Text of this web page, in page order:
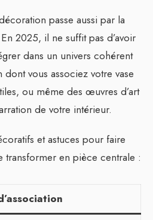
passe aussi par la
2025, il ne suffit pas d’avoir
dans un univers cohérent
vous associez votre vase
ou même des œuvres d’art
de votre intérieur.
et astuces pour faire
transformer en pièce centrale :